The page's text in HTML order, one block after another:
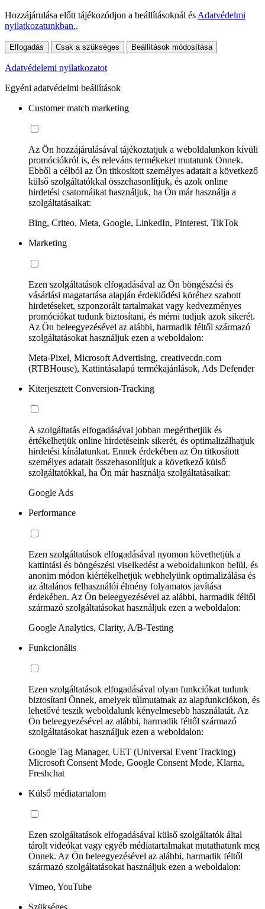
Hozzájárulása előtt tájékozódjon a beállításoknál és Adatvédelmi
nyilatkozatunkban..
Elfogadás Csak a szükséges Beállítások módosítása
Adatvédelemi nyilatkozatot
Egyéni adatvédelmi beállítások
Customer match marketing
Az Ön hozzájárulásával tájékoztatjuk a weboldalunkon kívüli
promóciókról is, és releváns termékeket mutatunk Önnek.
Ebből a célból az Ön titkosított személyes adatait a következő
külső szolgáltatókkal összehasonlítjuk, és azok online
hirdetési csatornáikat használjuk, ha Ön már használja a
szolgáltatásaikat:
Bing, Criteo, Meta, Google, LinkedIn, Pinterest, TikTok
Marketing
Ezen szolgáltatások elfogadásával az Ön böngészési és
vásárlási magatartása alapján érdeklődési köréhez szabott
hirdetéseket, szponzorált tartalmakat vagy kedvezményes
promóciókat tudunk biztosítani, és mérni tudjuk azok sikerét.
Az Ön beleegyezésével az alábbi, harmadik féltől származó
szolgáltatásokat használjuk ezen a weboldalon:
Meta-Pixel, Microsoft Advertising, creativecdn.com
(RTBHouse), Kattintásalapú termékajánlások, Ads Defender
Kiterjesztett Conversion-Tracking
A szolgáltatás elfogadásával jobban megérthetjük és
értékelhetjük online hirdetéseink sikerét, és optimalizálhatjuk
hirdetési kínálatunkat. Ennek érdekében az Ön titkosított
személyes adatait összehasonlítjuk a következő külső
szolgáltatókkal, ha Ön már használja szolgáltatásaikat:
Google Ads
Performance
Ezen szolgáltatások elfogadásával nyomon követhetjük a
kattintási és böngészési viselkedést a weboldalunkon belül, és
anonim módon kiértékelhetjük webhelyünk optimalizálása és
az általános felhasználói élmény folyamatos javítása
érdekében. Az Ön beleegyezésével az alábbi, harmadik féltől
származó szolgáltatásokat használjuk ezen a weboldalon:
Google Analytics, Clarity, A/B-Testing
Funkcionális
Ezen szolgáltatások elfogadásával olyan funkciókat tudunk
biztosítani Önnek, amelyek túlmutatnak az alapfunkciókon, és
lehetővé teszik weboldalunk kényelmesebb használatát. Az
Ön beleegyezésével az alábbi, harmadik féltől származó
szolgáltatásokat használjuk ezen a weboldalon:
Google Tag Manager, UET (Universal Event Tracking)
Microsoft Consent Mode, Google Consent Mode, Klarna,
Freshchat
Külső médiatartalom
Ezen szolgáltatások elfogadásával külső szolgáltatók által
tárolt videókat vagy egyéb médiatartalmakat mutathatunk meg
Önnek. Az Ön beleegyezésével az alábbi, harmadik féltől
származó szolgáltatásokat használjuk ezen a weboldalon:
Vimeo, YouTube
Szükséges